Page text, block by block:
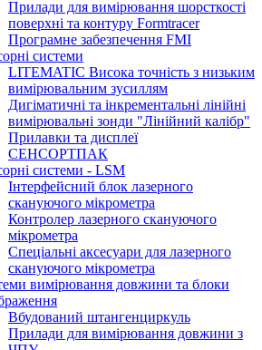
Прилади для вимірювання шорсткості
поверхні та контуру Formtracer
Програмне забезпечення FMI
системи
LITEMATIC Висока точність з низьким
вимірювальним зусиллям
Дигіматичні та інкрементальні лінійні
вимірювальні зонди "Лінійний калібр"
Прилавки та дисплеї
СЕНСОРТПАК
системи - LSM
Інтерфейсний блок лазерного
скануючого мікрометра
Контролер лазерного скануючого
мікрометра
Спеціальні аксесуари для лазерного
скануючого мікрометра
вимірювання довжини та блоки
Вбудований штангенциркуль
Прилади для вимірювання довжини з